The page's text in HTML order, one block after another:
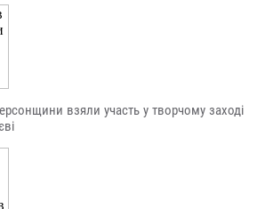
взяли участь у творчому заході